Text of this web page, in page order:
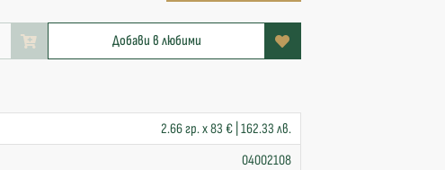
Добави в любими
2.66 гр. x 83 € | 162.33 лв.
04002108